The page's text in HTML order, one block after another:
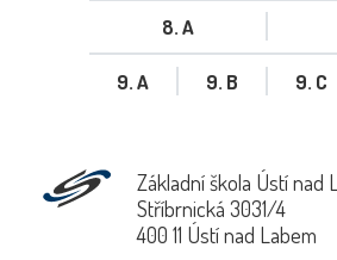
8. A
9. A 9. B 9. C
Základní škola Ústí nad
Stříbrnická 3031/4
400 11 Ústí nad Labem